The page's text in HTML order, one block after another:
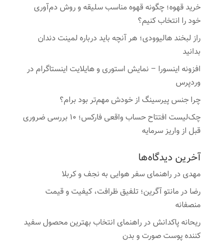
خرید قهوه؛ چگونه قهوه مناسب سلیقه و روش دم‌آوری
خود را انتخاب کنیم؟
راز لبخند هالیوودی؛ هر آنچه باید درباره لمینت دندان
بدانید
افزونه اینسورا – نمایش استوری و هایلایت اینستاگرام در
وردپرس
چرا جنس پیرسینگ از خودش مهم‌تر بود برام؟
چک‌لیست افتتاح حساب واقعی فارکس؛ ۱۰ بررسی ضروری
قبل از واریز سرمایه
آخرین دیدگاه‌ها
مهدیدرراهنمای سفر هوایی به نجف و کربلا
رضا درمانتو آگرین؛ تلفیق ظرافت، کیفیت و قیمت
منصفانه
ریحانه پاکدانشدرراهنمای انتخاب بهترین محصول سفید
کننده پوست صورت و بدن